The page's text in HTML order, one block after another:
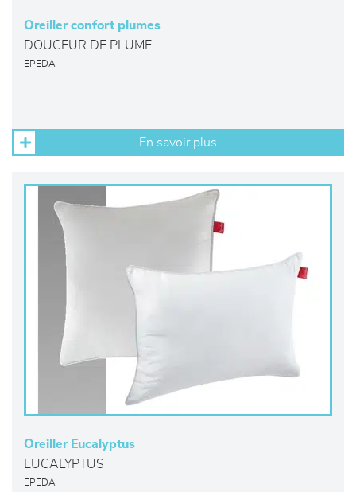
Oreiller confort plumes
DOUCEUR DE PLUME
EPEDA
En savoir plus
Oreiller Eucalyptus
EUCALYPTUS
EPEDA